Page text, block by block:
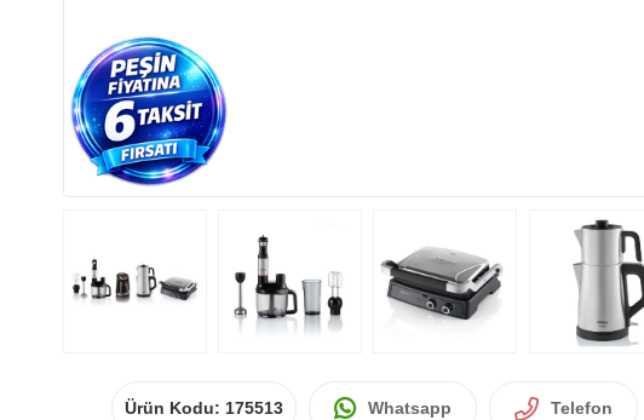
Ürün Kodu: 175513 Whatsapp Telefon